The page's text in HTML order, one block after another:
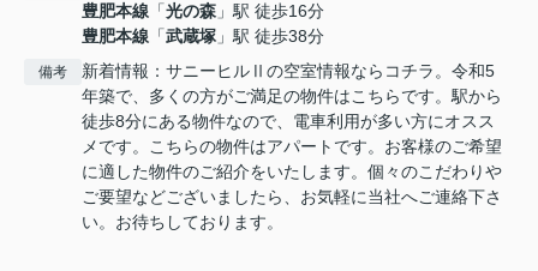
豊肥本線 「光の森 」駅 徒歩16分
豊肥本線 「武蔵塚 」駅 徒歩38分
備考
新着情報：サニーヒルⅡの空室情報ならコチラ。令和5
年築で、多くの方がご満足の物件はこちらです。駅から
徒歩8分にある物件なので、電車利用が多い方にオスス
メです。こちらの物件はアパートです。お客様のご希望
に適した物件のご紹介をいたします。個々のこだわりや
ご要望などございましたら、お気軽に当社へご連絡下さ
い。お待ちしております。